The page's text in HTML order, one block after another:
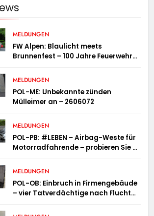
MELDUNGEN
FW Alpen: Blaulicht meets
Brunnenfest – 100 Jahre Feuerwehr
MELDUNGEN
POL-ME: Unbekannte zünden
Mülleimer an – 2606072
MELDUNGEN
POL-PB: #LEBEN – Airbag-Weste für
Motorradfahrende – probieren Sie es
MELDUNGEN
POL-OB: Einbruch in Firmengebäude
– vier Tatverdächtige nach Flucht